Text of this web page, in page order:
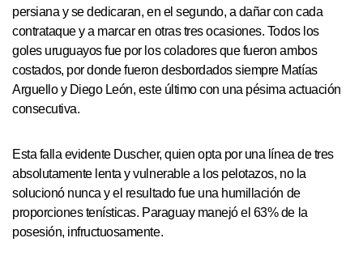
persiana y se dedicaran, en el segundo, a dañar con cada
contrataque y a marcar en otras tres ocasiones. Todos los
goles uruguayos fue por los coladores que fueron ambos
costados, por donde fueron desbordados siempre Matías
Arguello y Diego León, este último con una pésima actuación
consecutiva.
Esta falla evidente Duscher, quien opta por una línea de tres
absolutamente lenta y vulnerable a los pelotazos, no la
solucionó nunca y el resultado fue una humillación de
proporciones tenísticas. Paraguay manejó el 63% de la
posesión, infructuosamente.